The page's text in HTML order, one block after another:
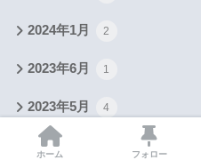
2024年1月 2
2023年6月 1
2023年5月 4
2023年4月
ホーム フォロー